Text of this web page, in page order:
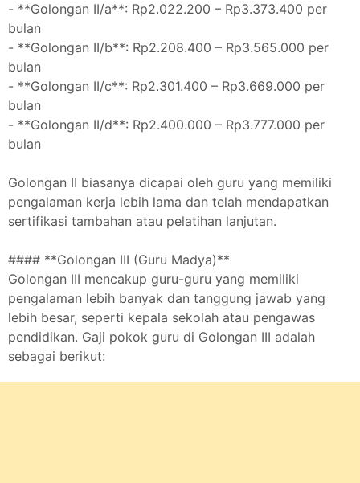
- **Golongan II/a**: Rp2.022.200 – Rp3.373.400 per
bulan
- **Golongan II/b**: Rp2.208.400 – Rp3.565.000 per
bulan
- **Golongan II/c**: Rp2.301.400 – Rp3.669.000 per
bulan
- **Golongan II/d**: Rp2.400.000 – Rp3.777.000 per
bulan
Golongan II biasanya dicapai oleh guru yang memiliki
pengalaman kerja lebih lama dan telah mendapatkan
sertifikasi tambahan atau pelatihan lanjutan.
#### **Golongan III (Guru Madya)**
Golongan III mencakup guru-guru yang memiliki
pengalaman lebih banyak dan tanggung jawab yang
lebih besar, seperti kepala sekolah atau pengawas
pendidikan. Gaji pokok guru di Golongan III adalah
sebagai berikut: